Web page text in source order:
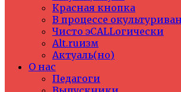
Красная кнопка
В процессе
Чисто эCALLогически
Alt.ruизм
Актуаль(но)
О нас
Педагоги